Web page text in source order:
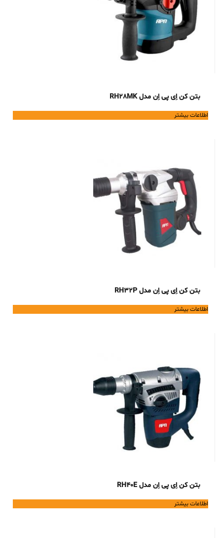
بتن کن اِی پی اِن مدل RH28MK
اطلاعات بیشتر
بتن کن اِی پی اِن مدل RH32P
اطلاعات بیشتر
بتن کن اِی پی اِن مدل RH40E
اطلاعات بیشتر